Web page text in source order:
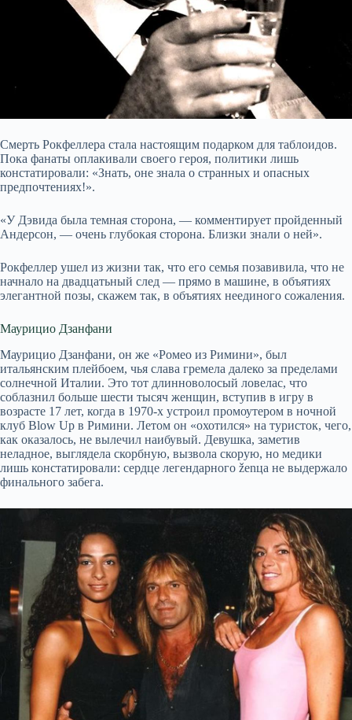
Смерть Рокфеллера стала настоящим подарком для таблоидов.
Пока фанаты оплакивали своего героя, политики лишь
констатировали: «Знать, оне знала о странных и опасных
предпочтениях!».
«У Дэвида была темная сторона, — комментирует пройденный
Андерсон, — очень глубокая сторона. Близки знали о ней».
Рокфеллер ушел из жизни так, что его семья позавивила, чтo не
начнало на двадцатьный след — прямо в машине, в объятиях
элегантной позы, скажем так, в объятиях неединого сожаления.
Маурицио Дзанфани
Маурицио Дзанфани, он же «Ромео из Римини», был
итальянским плейбоем, чья слава гремела далеко за пределами
солнечной Италии. Это тот длинноволосый ловелас, что
соблазнил больше шести тысяч женщин, вступив в игру в
возрасте 17 лет, когда в 1970-х устроил промоутером в ночной
клуб Blow Up в Римини. Летом он «охотился» на туристок, чего,
как оказалось, не вылечил наибувый. Девушка, заметив
неладноe, выглядела скорбную, вызвола скорую, но медики
лишь констатировали: сердце легендарного ženца не выдержало
финального забега.